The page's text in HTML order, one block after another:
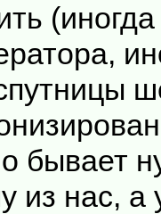
бывает
из нас, а